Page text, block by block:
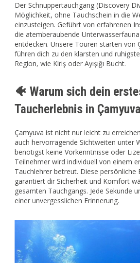
Der Schnuppertauchgang (Discovery
Möglichkeit, ohne Tauchschein in die
einzusteigen. Geführt von erfahrenen
die atemberaubende
entdecken. Unsere Touren starten von
führen dich zu den klarsten und
Region, wie Kiriş oder Ayışığı Bucht.
🐠 Warum sich dein
Taucherlebnis in
Çamyuva ist nicht nur leicht zu
auch hervorragende Sichtweiten unter
benötigst keine Vorkenntnisse oder
Teilnehmer wird individuell von einem
Tauchlehrer betreut. Diese persönliche
garantiert dir Sicherheit und Komfort
gesamten Tauchgangs. Jede Sekunde
einer unvergesslichen Erinnerung.